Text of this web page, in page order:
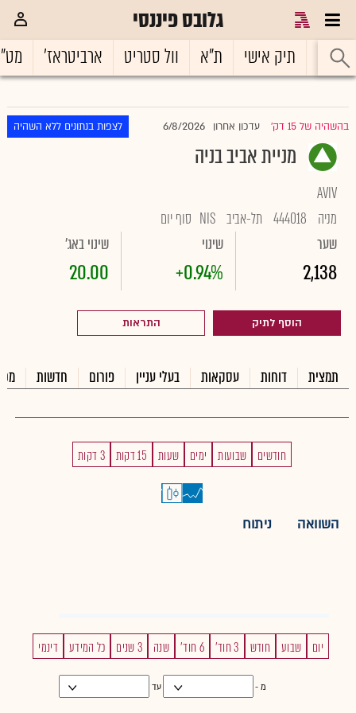
גלובס פיננסי
ראשי תיק אישי ת"א וול סטריט ארביטראז'
בהשהיה של 15 דק' עדכון אחרון 6/8/2026 לצפות בנתונים ללא השהיה
מניית אביב בניה
AVIV
מניה
444018 תל-אביב NIS סוף יום
שער
2,138
שינוי
+0.94%
שינוי באג'
20.00
הוסף לתיק התראות
תמצית דוחות עסקאות בעלי עניין פורום חדשות
חודשים שבועות ימים שעות 15 דקות 3 דקות
השוואה ניתוח
יום שבוע חודש 3 חוד' 6 חוד' שנה 3 שנים כל המידע דינמי
מ - עד